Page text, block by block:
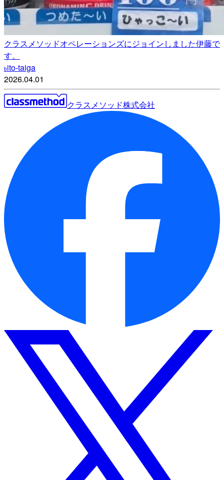
クラスメソッドオペレーションズにジョインしました伊藤で
す。
bito-taiga
2026.04.01
クラスメソッド株式会社